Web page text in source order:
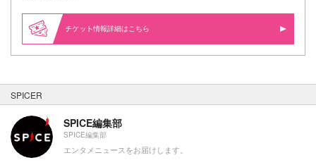
情報詳細はこちら
SPICER
SPICE編集部
SPICE編集部
エンタメニュースをお届けします。